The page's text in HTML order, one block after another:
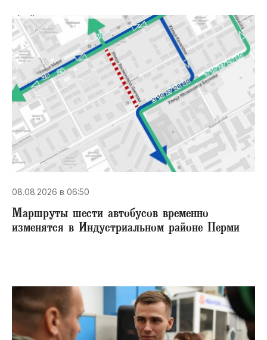
08.08.2026 в 06:50
Маршруты шести автобусов временно
изменятся в Индустриальном районе Перми